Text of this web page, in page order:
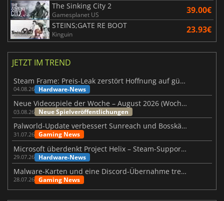
The Sinking City 2
Gamesplanet US 39.00€
STEINS;GATE RE BOOT
Kinguin 23.93€
JETZT IM TREND
Steam Frame: Preis-Leak zerstört Hoffnung auf günstiges VR-Headset
04.08.26 Hardware-News
Neue Videospiele der Woche – August 2026 (Woche 32)
03.08.26 Neue Spielveröffentlichungen
Palworld-Update verbessert Sunreach und Bosskämpfe deutlich
31.07.26 Gaming News
Microsoft überdenkt Project Helix – Steam-Support gefährdet
29.07.26 Hardware-News
Malware-Karten und eine Discord-Übernahme treffen Meccha Chameleon
28.07.26 Gaming News